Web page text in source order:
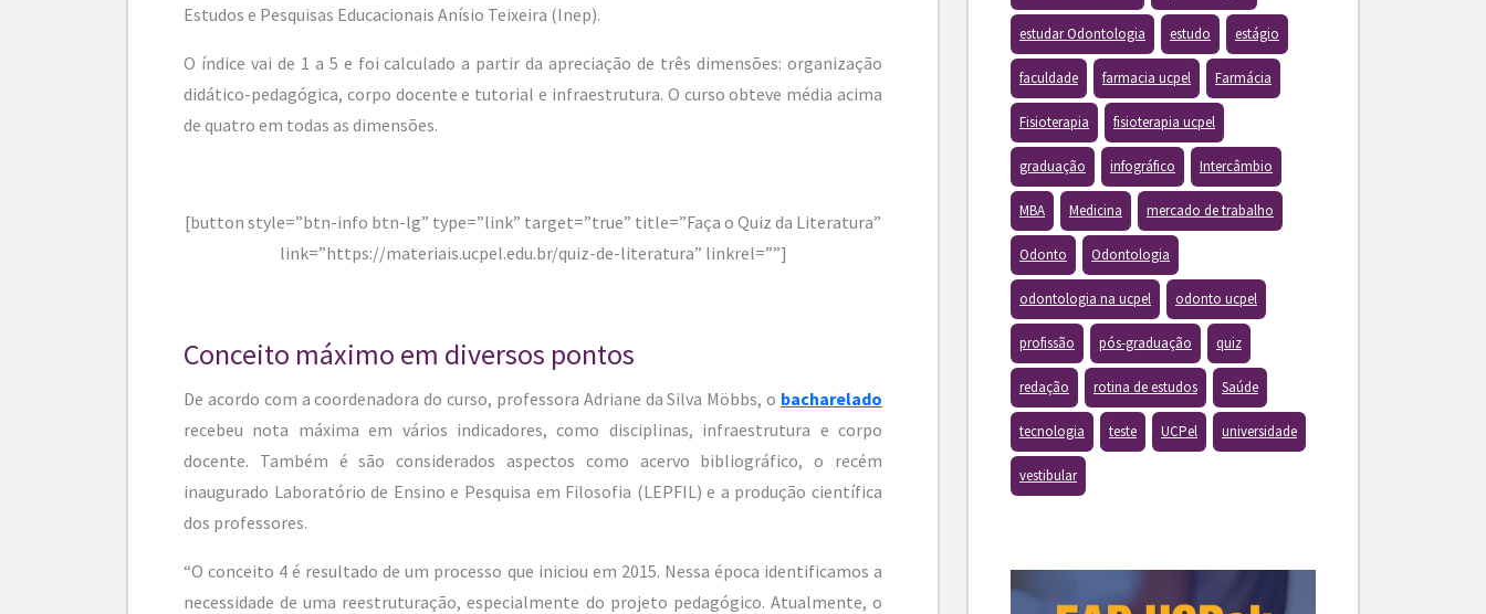
Estudos e Pesquisas Educacionais Anísio Teixeira (Inep).
O índice vai de 1 a 5 e foi calculado a partir da apreciação de três dimensões: organização
didático-pedagógica, corpo docente e tutorial e infraestrutura. O curso obteve média acima
de quatro em todas as dimensões.
[button style=”btn-info btn-lg” type=”link” target=”true” title=”Faça o Quiz da Literatura”
link=”https://materiais.ucpel.edu.br/quiz-de-literatura” linkrel=””]
Conceito máximo em diversos pontos
De acordo com a coordenadora do curso, professora Adriane da Silva Möbbs, o bacharelado
recebeu nota máxima em vários indicadores, como disciplinas, infraestrutura e corpo
docente. Também é são considerados aspectos como acervo bibliográfico, o recém
inaugurado Laboratório de Ensino e Pesquisa em Filosofia (LEPFIL) e a produção científica
dos professores.
“O conceito 4 é resultado de um processo que iniciou em 2015. Nessa época identificamos a
necessidade de uma reestruturação, especialmente do projeto pedagógico. Atualmente, o
estudar Odontologia estudo estágio
faculdade farmacia ucpel Farmácia
Fisioterapia fisioterapia ucpel
graduação infográfico Intercâmbio
MBA Medicina mercado de trabalho
Odonto Odontologia
odontologia na ucpel odonto ucpel
profissão pós-graduação quiz
redação rotina de estudos Saúde
tecnologia teste UCPel universidade
vestibular